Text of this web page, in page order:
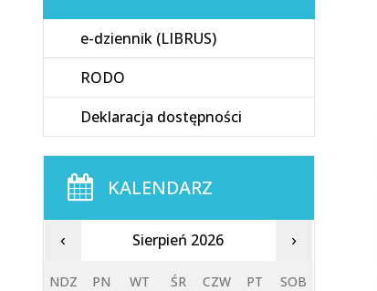
e-dziennik (LIBRUS)
RODO
Deklaracja dostępności
KALENDARZ
‹ Sierpień 2026 ›
NDZ PN WT ŚR CZW PT SOB